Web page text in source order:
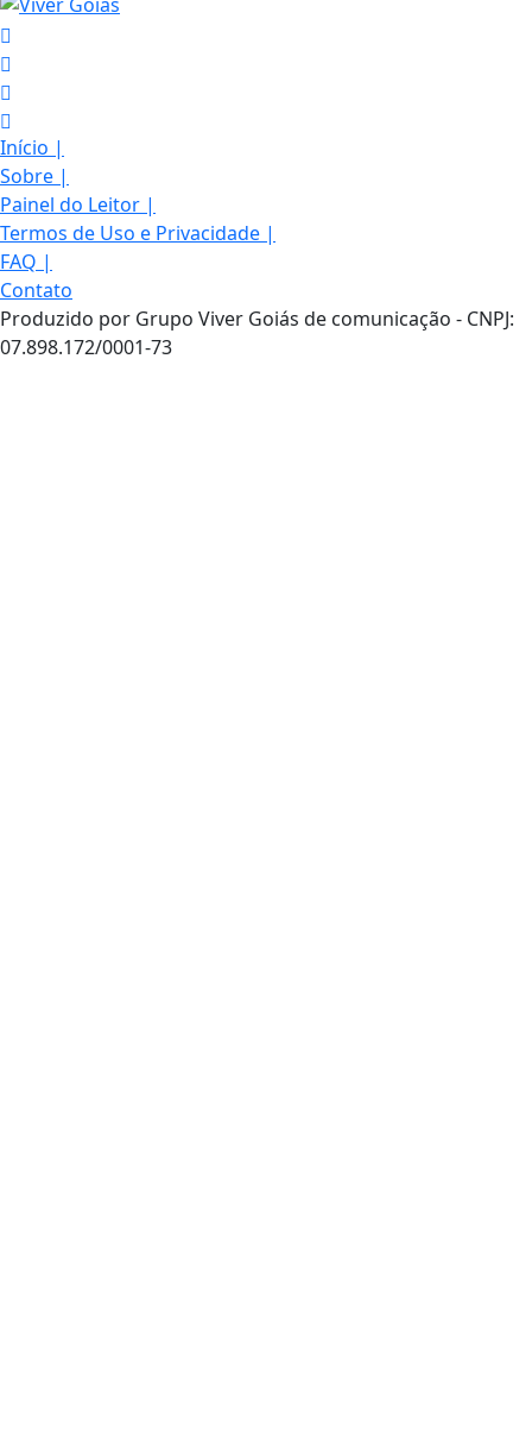
Início |
Sobre |
Painel do Leitor |
Termos de Uso e Privacidade |
FAQ |
Contato
Produzido por Grupo Viver Goiás de comunicação - CNPJ:
07.898.172/0001-73